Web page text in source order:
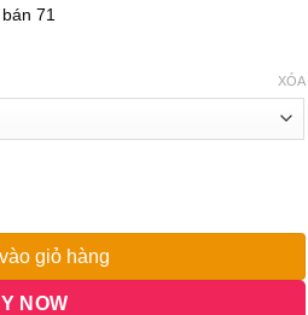
71
XÓA
giỏ hàng
NOW